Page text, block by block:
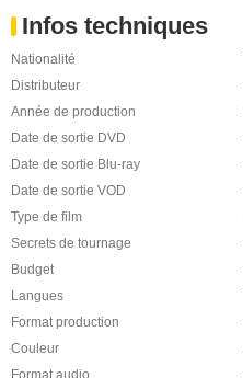
Infos techniques
Nationalité
Distributeur
Année de production
Date de sortie DVD
Date de sortie Blu-ray
Date de sortie VOD
Type de film
Secrets de tournage
Budget
Langues
Format production
Couleur
Format audio